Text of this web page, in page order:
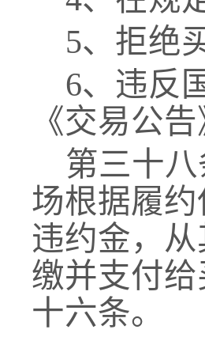
5、拒绝
6、违反
《交易公
第三十八
场根据履
违约金，
缴并支付
十六条。